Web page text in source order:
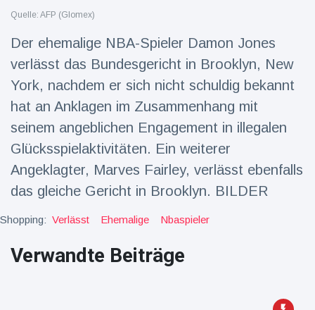
Nachrichten
"Das alte
England":
Fans
frustriert
Aus
16 Juli
Aufrufe
Sorge um
Jungstorch
nimmt
Wendung
16 Juli
52
Finale:
Quelle: AFP (Glomex)
Der ehemalige NBA-Spieler Damon Jones
verlässt das Bundesgericht in Brooklyn, New
York, nachdem er sich nicht schuldig bekannt
hat an Anklagen im Zusammenhang mit
seinem angeblichen Engagement in illegalen
Glücksspielaktivitäten. Ein weiterer
Angeklagter, Marves Fairley, verlässt ebenfalls
das gleiche Gericht in Brooklyn. BILDER
Shopping: Verlässt Ehemalige Nbaspieler
Verwandte Beiträge